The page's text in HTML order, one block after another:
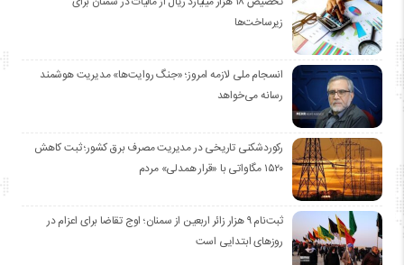
زیرساخت‌ها
انسجام ملی لازمه امروز؛ «جنگ روایت‌ها» مدیریت هوشمند
رسانه می‌خواهد
رکوردشکنی تاریخی در مدیریت مصرف برق کشور؛ ثبت کاهش
۱۵۲۰ مگاواتی با «قرار همدلی» مردم
ثبت‌نام ۹ هزار زائر اربعین از سمنان؛ اوج تقاضا برای اعزام در
روزهای ابتدایی است